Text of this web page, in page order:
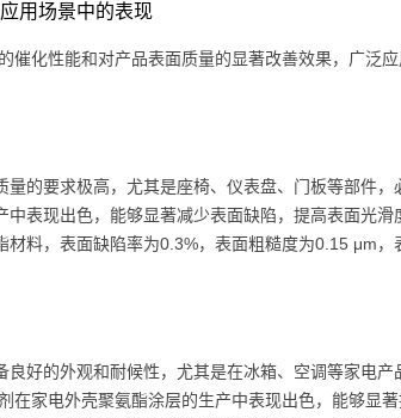
用场景中的表现
催化性能和对产品表面质量的显著改善效果，广泛
量的要求极高，尤其是座椅、仪表盘、门板等部件
中表现出色，能够显著减少表面缺陷，提高表面光
材料，表面缺陷率为0.3%，表面粗糙度为0.15 μm
良好的外观和耐候性，尤其是在冰箱、空调等家电
在家电外壳聚氨酯涂层的生产中表现出色，能够显